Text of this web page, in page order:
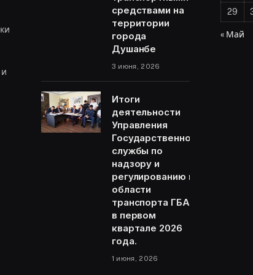
средствами на
территории
города
Душанбе
3 июня, 2026
Итоги
деятельности
Управления
Государственной
службы по
надзору и
регулированию в
области
транспорта ГБАО
в первом
квартале 2026
года.
1 июня, 2026
29
« Май